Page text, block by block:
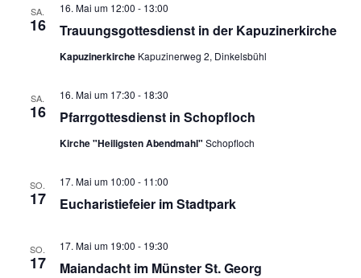
SA.
16 Trauungsgottesdienst in der Kapuzinerkirche
16. Mai um 12:00 - 13:00
Kapuzinerkirche Kapuzinerweg 2, Dinkelsbühl
SA.
16 Pfarrgottesdienst in Schopfloch
16. Mai um 17:30 - 18:30
Kirche "Heiligsten Abendmahl" Schopfloch
SO.
17 Eucharistiefeier im Stadtpark
17. Mai um 10:00 - 11:00
SO.
17 Maiandacht im Münster St. Georg
17. Mai um 19:00 - 19:30